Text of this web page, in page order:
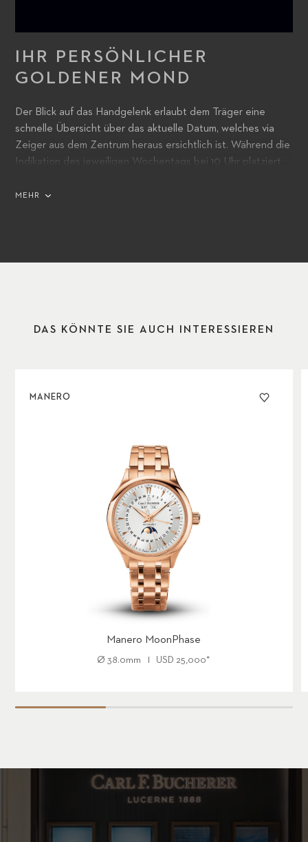
IHR PERSÖNLICHER
GOLDENER MOND
Der Blick auf das Handgelenk erlaubt dem Träger eine
schnelle Übersicht über das aktuelle Datum, welches via
Zeiger aus dem Zentrum heraus ersichtlich ist. Während die
Indikation des jeweiligen Wochentags bei 10 Uhr platziert
bei 2 Uhr ablesen. Vollendet wird der besondere Kalender
technisch hoch stehendes Innenleben integriert.
MEHR
DAS KÖNNTE SIE AUCH INTERESSIEREN
MANERO
Manero MoonPhase
Ø 38.0mm USD 25,000*